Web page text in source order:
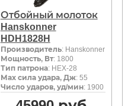
Отбойный молоток
Hanskonner
HDH1828H
Производитель: Hanskonner
Мощность, Вт: 1800
Тип патрона: HEX-28
Мах сила удара, Дж: 55
Число ударов, уд/мин: 1900